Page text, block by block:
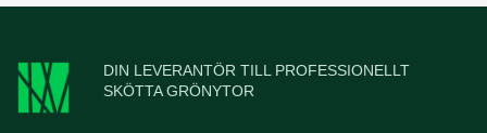
DIN LEVERANTÖR TILL PROFESSIONELLT
SKÖTTA GRÖNYTOR